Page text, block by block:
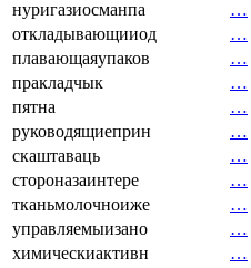
нуригазиосманпа
…
откладывающииод
…
плавающаяупаков
…
пракладчык
…
пятна
…
руководящиеприн
…
скаштаваць
…
стороназаинтере
…
тканьмолочноиже
…
управляемыизано
…
химическиактивн
…